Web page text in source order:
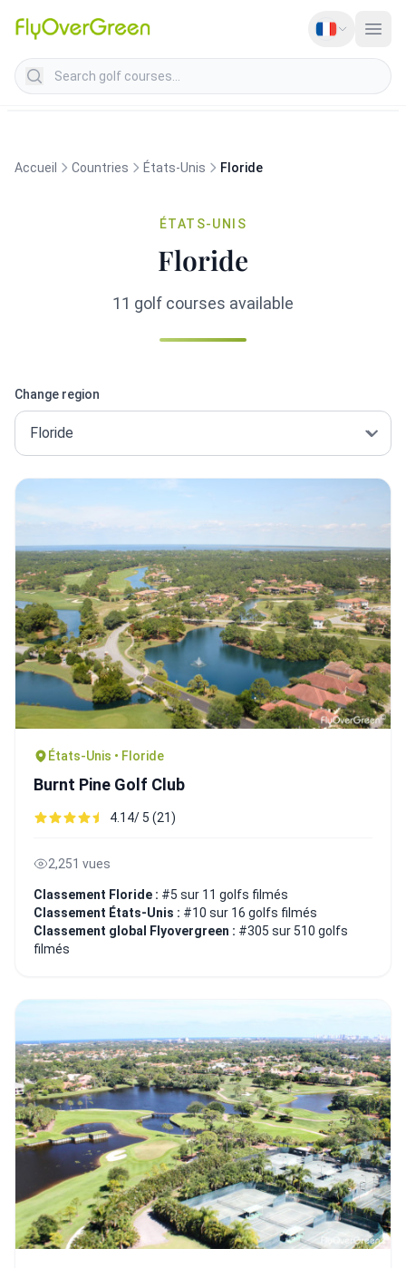
Search golf courses
Accueil Countries États-Unis Floride
ÉTATS-UNIS
Floride
11 golf courses available
Change region
États-Unis • Floride
Burnt Pine Golf Club
4.14/ 5 (21)
2,251 vues
Classement Floride : #5 sur 11 golfs filmés
Classement États-Unis : #10 sur 16 golfs filmés
Classement global Flyovergreen : #305 sur 510 golfs
filmés